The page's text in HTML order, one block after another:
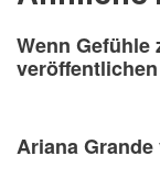
Wenn
Ariana